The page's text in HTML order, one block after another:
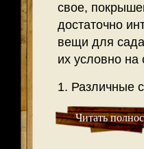
свое,
достаточно
вещи для
их условно
1. Различные
Читать